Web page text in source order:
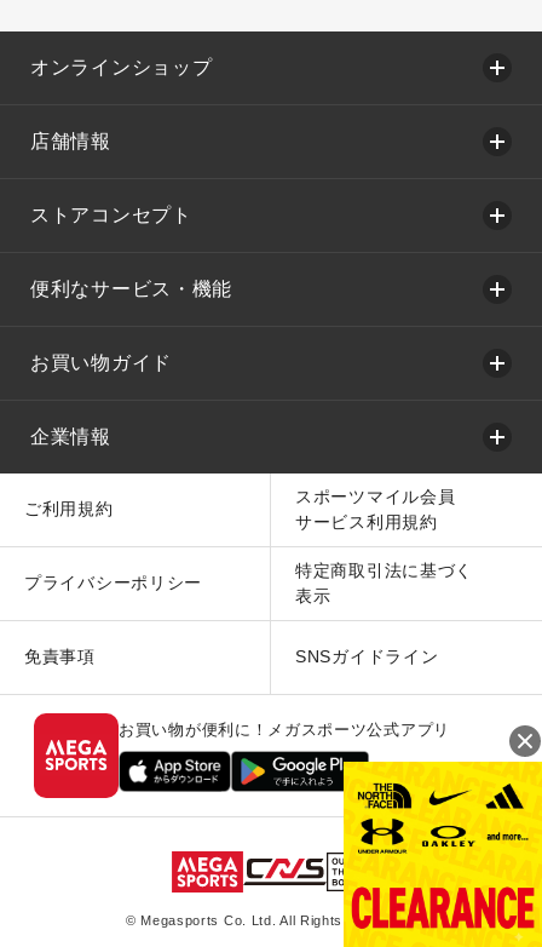
オンラインショップ
店舗情報
ストアコンセプト
便利なサービス・機能
お買い物ガイド
企業情報
ご利用規約
スポーツマイル会員
サービス利用規約
プライバシーポリシー
特定商取引法に基づく
表示
免責事項 SNSガイドライン
お買い物が便利に！メガスポーツ公式アプリ
© Megasports Co. Ltd. All Rights Reserved.